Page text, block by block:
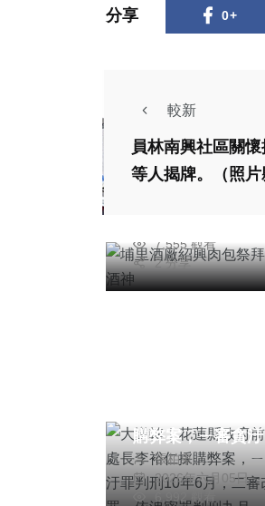
分享 0+
較新
員林南興社區關
等人揭牌。（照片
埔里酒廠紹興肉
拜杜康酒神
7,555 觀看
2 分享
購弊案，ㄧ審貪
判刑10年6月，二
改判無罪，依洩
張柏東
2026年六月05日
6,992 觀看